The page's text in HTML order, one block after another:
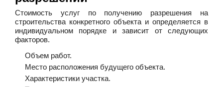
Стоимость услуг по получению разрешения на
строительства конкретного объекта и определяется в
индивидуальном порядке и зависит от следующих
факторов.
Объем работ.
Место расположения будущего объекта.
Характеристики участка.